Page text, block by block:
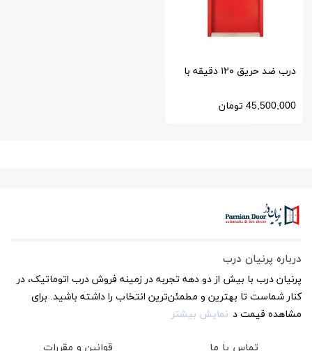
درب ضد حریق ۱۲۰ دقیقه با
دستگیره آنتی‌پنیک
45,500,000 تومان
درباره پرنیان درب
پرنیان درب با بیش از دو دهه تجربه در زمینه فروش درب اتوماتیک، در
کنار شماست تا بهترین و مطمئن‌ترین انتخاب را داشته باشید. برای
مشاهده قیمت د نمایش بیشتر
تماس با ما قوانین و مقررات